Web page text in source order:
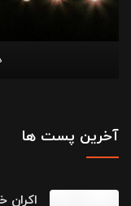
آخرین پست ها